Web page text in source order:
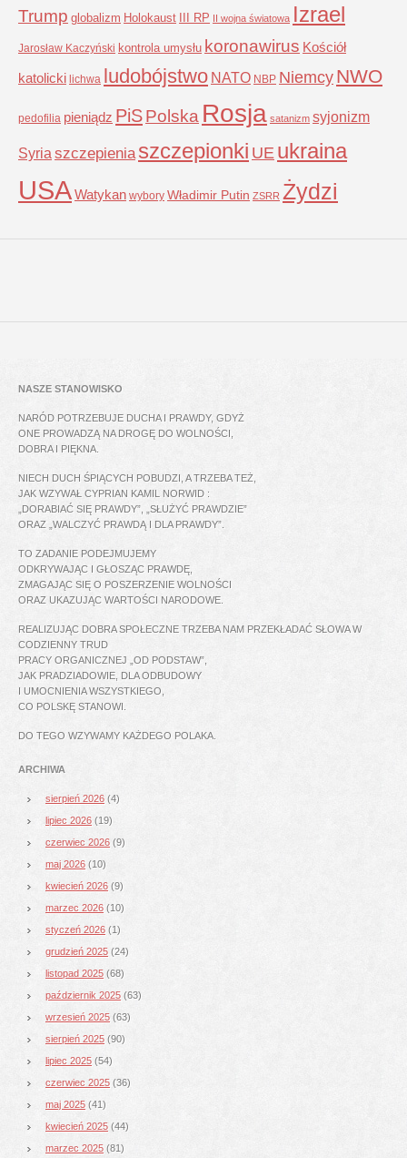
Trump globalizm Holokaust III RP II wojna światowa Izrael
Jarosław Kaczyński kontrola umysłu koronawirus Kościół
katolicki lichwa ludobójstwo NATO NBP NiemcyNWO
pedofilia pieniądz PiSPolska Rosja satanizm syjonizm
Syria szczepienia szczepionki UE ukraina
USAWatykan wybory Władimir Putin ZSRR Żydzi
NASZE STANOWISKO
NARÓD POTRZEBUJE DUCHA I PRAWDY, GDYŻ
ONE PROWADZĄ NA DROGĘ DO WOLNOŚCI,
DOBRA I PIĘKNA.
NIECH DUCH ŚPIĄCYCH POBUDZI, A TRZEBA TEŻ,
JAK WZYWAŁ CYPRIAN KAMIL NORWID :
„DORABIAĆ SIĘ PRAWDY”, „SŁUŻYĆ PRAWDZIE”
ORAZ „WALCZYĆ PRAWDĄ I DLA PRAWDY”.
TO ZADANIE PODEJMUJEMY
ODKRYWAJĄC I GŁOSZĄC PRAWDĘ,
ZMAGAJĄC SIĘ O POSZERZENIE WOLNOŚCI
ORAZ UKAZUJĄC WARTOŚCI NARODOWE.
REALIZUJĄC DOBRA SPOŁECZNE TRZEBA NAM PRZEKŁADAĆ SŁOWA W
CODZIENNY TRUD
PRACY ORGANICZNEJ „OD PODSTAW”,
JAK PRADZIADOWIE, DLA ODBUDOWY
I UMOCNIENIA WSZYSTKIEGO,
CO POLSKĘ STANOWI.
DO TEGO WZYWAMY KAŻDEGO POLAKA.
ARCHIWA
sierpień 2026 (4)
lipiec 2026 (19)
czerwiec 2026 (9)
maj 2026 (10)
kwiecień 2026 (9)
marzec 2026 (10)
styczeń 2026 (1)
grudzień 2025 (24)
listopad 2025 (68)
październik 2025 (63)
wrzesień 2025 (63)
sierpień 2025 (90)
lipiec 2025 (54)
czerwiec 2025 (36)
maj 2025 (41)
kwiecień 2025 (44)
marzec 2025 (81)